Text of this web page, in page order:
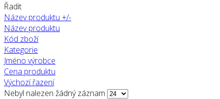
Řadit
Název produktu +/-
Název produktu
Kód zboží
Kategorie
Jméno výrobce
Cena produktu
Výchozí řazení
Nebyl nalezen žádný záznam